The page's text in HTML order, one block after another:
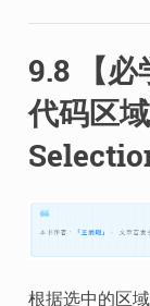
9.8 【必
代码区
根据选中的区